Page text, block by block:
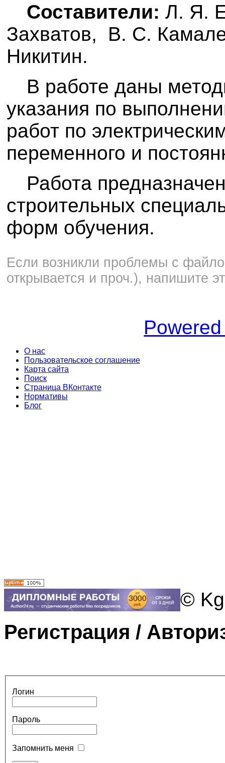
Составители: Л. Я.
Захватов, В. С.
Никитин.
В работе даны
указания по
работ по
переменного и
Работа
строительных
форм обучения.
Если возникли проблемы с
открывается и проч.), напишите
О нас
Пользовательское соглашение
Карта сайта
Поиск
Страница ВКонтакте
Нормативы
Блог
©
Регистрация /
Логин
Пароль
Запомнить меня